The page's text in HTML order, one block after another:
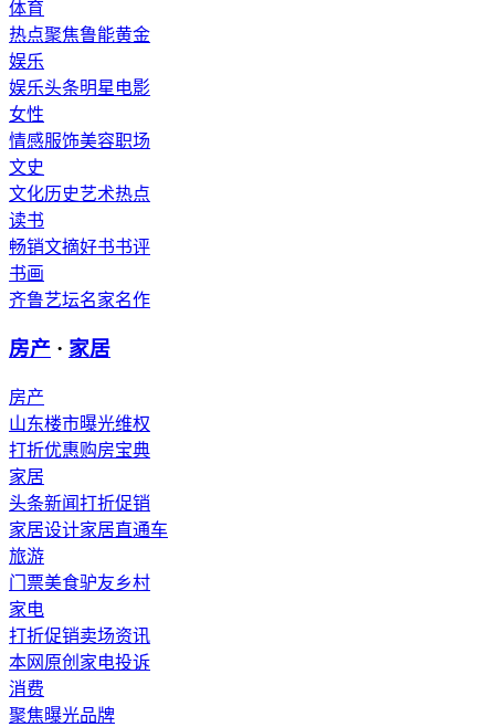
体育
热点聚焦鲁能黄金
娱乐
娱乐头条明星 电影
女性
情感服饰美容职场
文史
文化历史艺术热点
读书
畅销文摘好书书评
书画
齐鲁艺坛名家名作
房产 · 家居
房产
山东楼市曝光维权
打折优惠购房宝典
家居
头条新闻打折促销
家居设计家居直通车
旅游
门票美食驴友乡村
家电
打折促销卖场资讯
本网原创 家电投诉
消费
聚焦曝光品牌